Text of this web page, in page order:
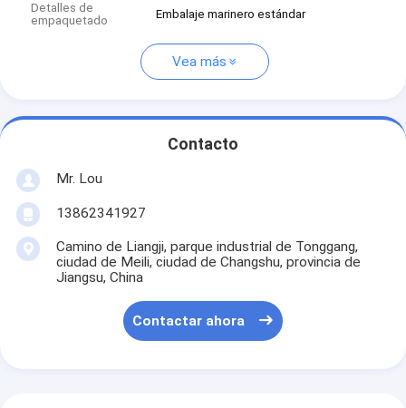
Detalles de
empaquetado
Embalaje marinero estándar
Vea más
Contacto
Mr. Lou
13862341927
Camino de Liangji, parque industrial de Tonggang,
ciudad de Meili, ciudad de Changshu, provincia de
Jiangsu, China
Contactar ahora